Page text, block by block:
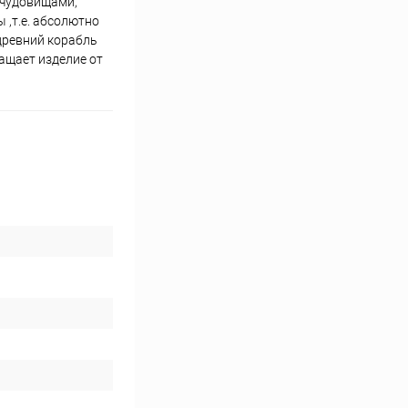
,т.е. абсолютно
корабль
изделие от